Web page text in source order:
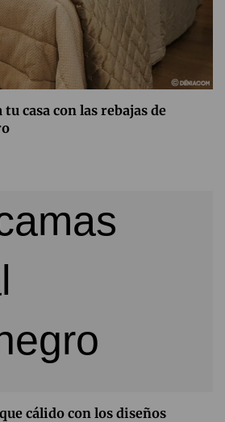
casa con las rebajas de
cálido con los diseños